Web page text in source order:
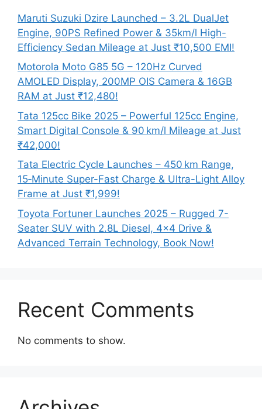
Maruti Suzuki Dzire Launched – 3.2L DualJet
Engine, 90PS Refined Power & 35km/l High-
Efficiency Sedan Mileage at Just ₹10,500 EMI!
Motorola Moto G85 5G – 120Hz Curved
AMOLED Display, 200MP OIS Camera & 16GB
RAM at Just ₹12,480!
Tata 125cc Bike 2025 – Powerful 125cc Engine,
Smart Digital Console & 90 km/l Mileage at Just
₹42,000!
Tata Electric Cycle Launches – 450 km Range,
15‑Minute Super-Fast Charge & Ultra-Light Alloy
Frame at Just ₹1,999!
Toyota Fortuner Launches 2025 – Rugged 7-
Seater SUV with 2.8L Diesel, 4×4 Drive &
Advanced Terrain Technology, Book Now!
Recent Comments
No comments to show.